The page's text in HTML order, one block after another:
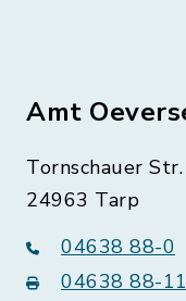
Amt
Tornschauer
24963 Tarp
04638 88-0
04638 88-11